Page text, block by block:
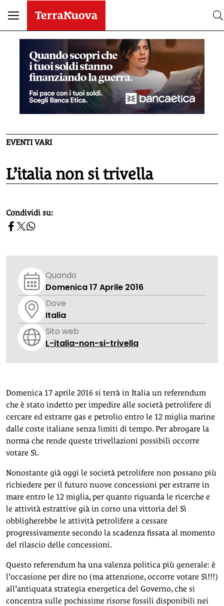
EVENTI VARI
L’italia non si trivella
homepage h2
Condividi su:
Quando
Domenica 17 Aprile 2016
Dove
Italia
Sito web
L-italia-non-si-trivella
Domenica 17 aprile 2016 si terrà in Italia un referendum
che è stato indetto per impedire alle società petrolifere di
cercare ed estrarre gas e petrolio entro le 12 miglia marine
dalle coste italiane senza limiti di tempo. Per abrogare la
norma che rende queste trivellazioni possibili occorre
votare Sì.
Nonostante già oggi le società petrolifere non possano più
richiedere per il futuro nuove concessioni per estrarre in
mare entro le 12 miglia, per quanto riguarda le ricerche e
le attività estrattive già in corso una vittoria del Sì
obbligherebbe le attività petrolifere a cessare
progressivamente secondo la scadenza fissata al momento
del rilascio delle concessioni.
Questo referendum ha una valenza politica più generale: è
l’occasione per dire no (ma attenzione, occorre votare Sì!!!)
all’antiquata strategia energetica del Governo, che si
concentra sulle pochissime risorse fossili disponibili nei